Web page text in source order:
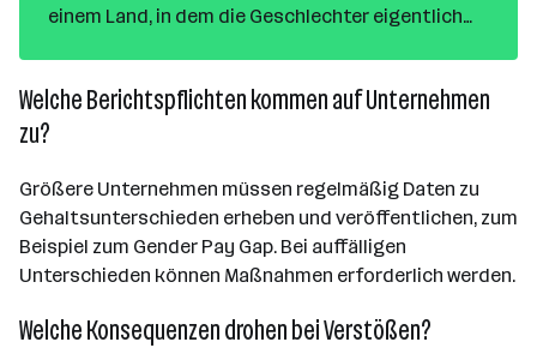
einem Land, in dem die Geschlechter eigentlich
12,0 % (Quelle: Eurostat 2023). Gesetze und
Frauenquoten ändern in der Praxis leider zu wenig,
(ernüchternde) Suche nach den Gründen gemacht.
Welche Berichtspflichten kommen auf Unternehmen
zu?
Größere Unternehmen müssen regelmäßig Daten zu
Gehaltsunterschieden erheben und veröffentlichen, zum
Beispiel zum Gender Pay Gap. Bei auffälligen
Unterschieden können Maßnahmen erforderlich werden.
Welche Konsequenzen drohen bei Verstößen?